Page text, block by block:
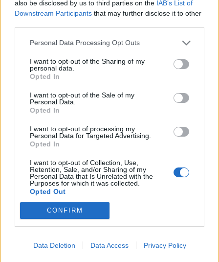
also be disclosed by us to third parties on the IAB’s List of
Downstream Participants that may further disclose it to other
Personal Data Processing Opt Outs
I want to opt-out of the Sharing of my
personal data.
Opted In
I want to opt-out of the Sale of my
Personal Data.
Opted In
I want to opt-out of processing my
Personal Data for Targeted Advertising.
Opted In
I want to opt-out of Collection, Use,
Retention, Sale, and/or Sharing of my
Personal Data that Is Unrelated with the
Purposes for which it was collected.
Opted Out
CONFIRM
Data Deletion Data Access Privacy Policy
Classic
Andamento FantaValore di Mercato
12
FVM attuale 12 MIN